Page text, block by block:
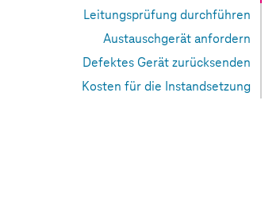
Leitungsprüfung durchführen
Austauschgerät anfordern
Defektes Gerät zurücksenden
Kosten für die Instandsetzung